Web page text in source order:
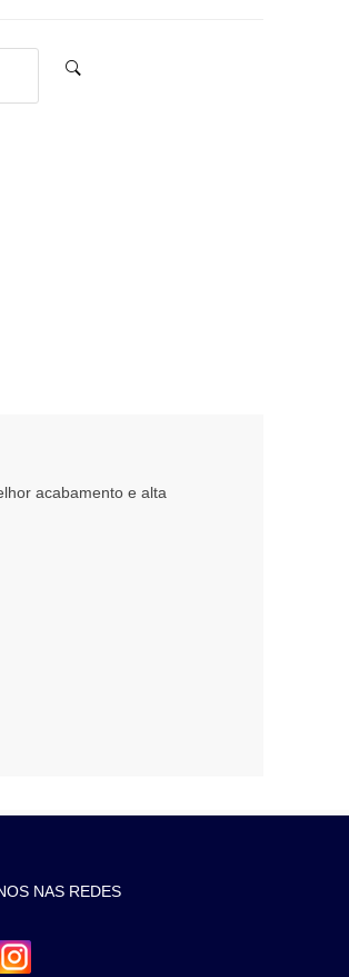
acabamento e alta
NAS REDES